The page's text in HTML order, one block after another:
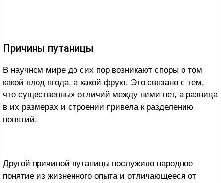
Причины путаницы
В научном мире до сих пор возникают споры о том
какой плод ягода, а какой фрукт. Это связано с тем,
что существенных отличий между ними нет, а разница
в их размерах и строении привела к разделению
понятий.
Другой причиной путаницы послужило народное
понятие из жизненного опыта и отличающееся от